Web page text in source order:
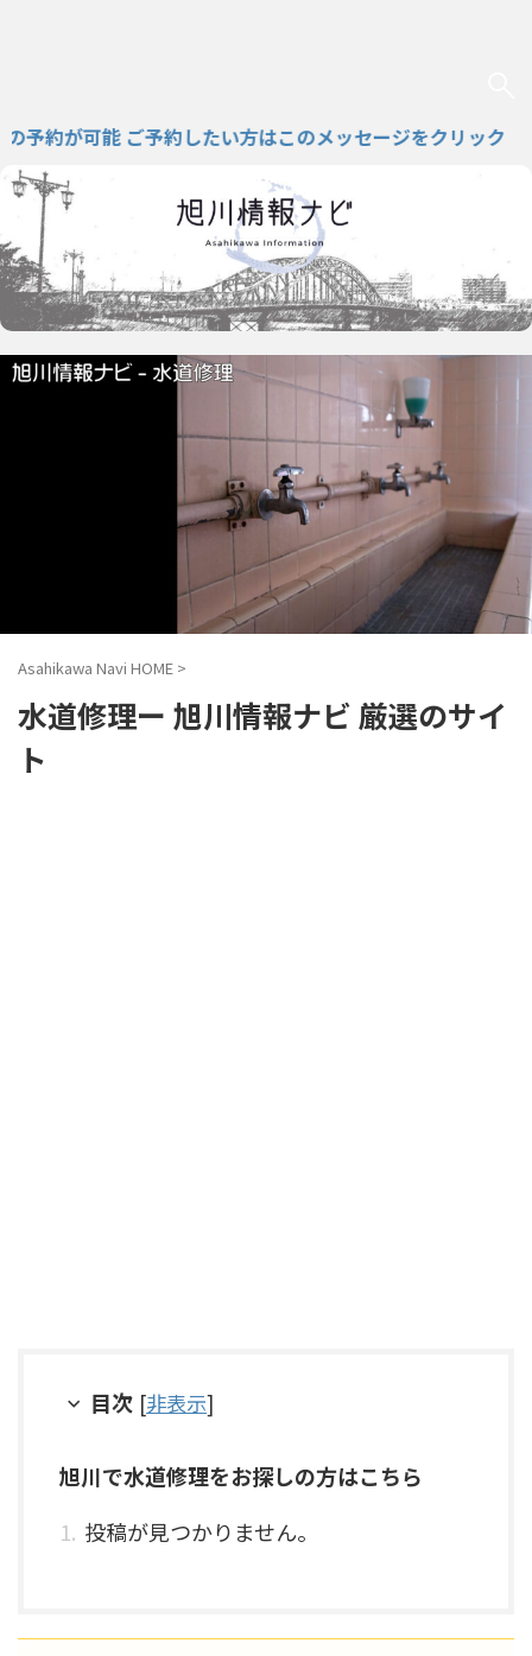
が可能 ご予約したい方はこのメッセージをクリック
Asahikawa Navi HOME >
水道修理ー 旭川情報ナビ 厳選のサイ
ト
目次 [非表示]
旭川で水道修理をお探しの方はこちら
投稿が見つかりません。